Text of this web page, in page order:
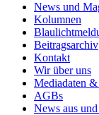
News und
Kolumnen
Beitragsarchiv
Kontakt
Wir über uns
Mediadaten &
AGBs
News aus